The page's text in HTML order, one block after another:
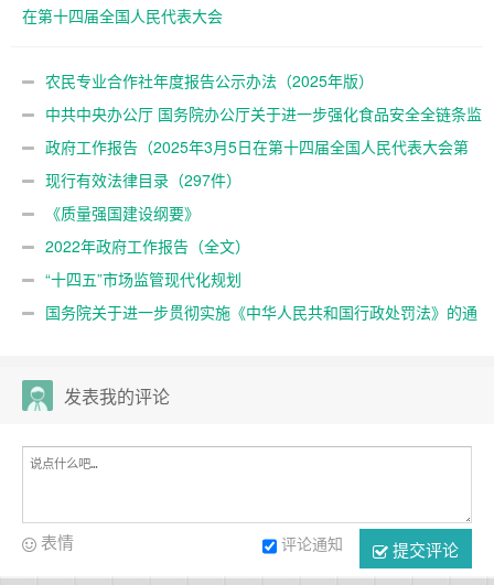
在第十四届全国人民代表大会
农民专业合作社年度报告公示办法（2025年版）
中共中央办公厅 国务院办公厅关于进一步强化食品安全全链条监
管的意见
政府工作报告（2025年3月5日在第十四届全国人民代表大会第
三次会议上）
现行有效法律目录（297件）
《质量强国建设纲要》
2022年政府工作报告（全文）
“十四五”市场监管现代化规划
国务院关于进一步贯彻实施《中华人民共和国行政处罚法》的通
发表我的评论
提交评论
评论通知
表情